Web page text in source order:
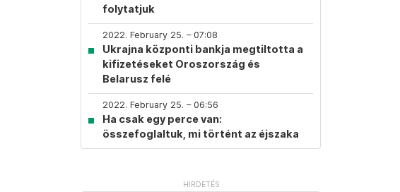
folytatjuk
2022. February 25. – 07:08
Ukrajna központi bankja megtiltotta a
kifizetéseket Oroszország és
Belarusz felé
2022. February 25. – 06:56
Ha csak egy perce van:
összefoglaltuk, mi történt az éjszaka